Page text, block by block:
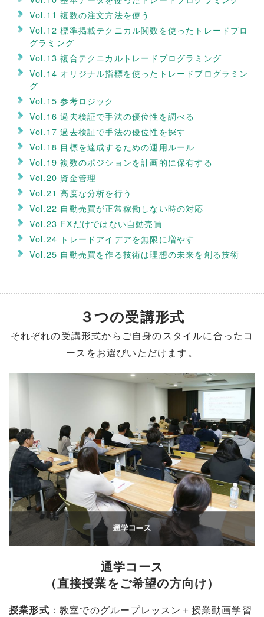
Vol.11 複数の注文方法を使う
Vol.12 標準掲載テクニカル関数を使ったトレードプロ
グラミング
Vol.13 複合テクニカルトレードプログラミング
Vol.14 オリジナル指標を使ったトレードプログラミン
グ
Vol.15 参考ロジック
Vol.16 過去検証で手法の優位性を調べる
Vol.17 過去検証で手法の優位性を探す
Vol.18 目標を達成するための運用ルール
Vol.19 複数のポジションを計画的に保有する
Vol.20 資金管理
Vol.21 高度な分析を行う
Vol.22 自動売買が正常稼働しない時の対応
Vol.23 FXだけではない自動売買
Vol.24 トレードアイデアを無限に増やす
Vol.25 自動売買を作る技術は理想の未来を創る技術
３つの受講形式
それぞれの受講形式からご自身のスタイルに合ったコ
ースをお選びいただけます。
通学コース
（直接授業をご希望の方向け）
授業形式 ：教室でのグループレッスン＋授業動画学習